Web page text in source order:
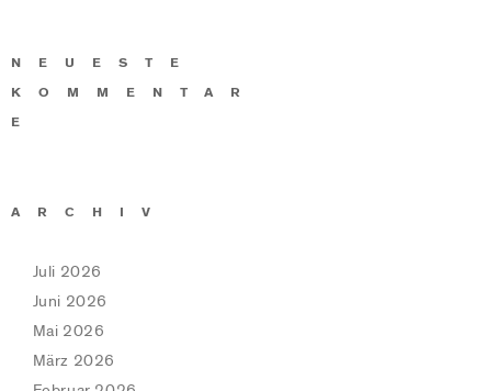
NEUESTE
KOMMENTAR
E
ARCHIV
Juli 2026
Juni 2026
Mai 2026
März 2026